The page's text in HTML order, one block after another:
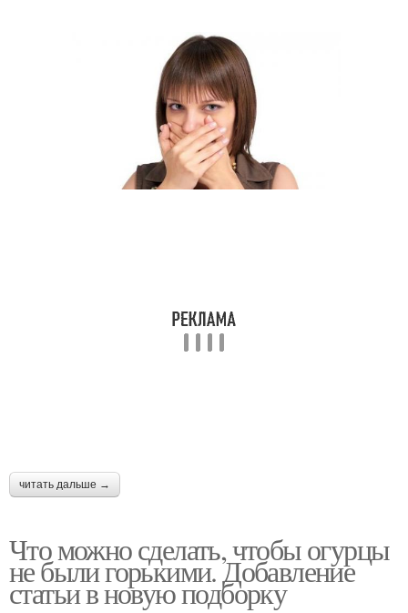
читать дальше →
Что можно сделать, чтобы огурцы
не были горькими. Добавление
статьи в новую подборку